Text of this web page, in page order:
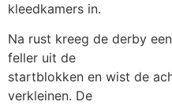
kleedkamers in.
Na rust kreeg de derby
feller uit de
startblokken en wist de
verkleinen. De